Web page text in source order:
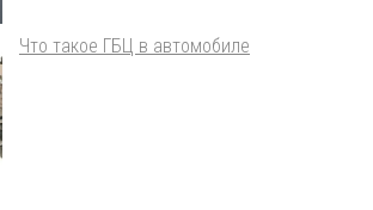
Что такое ГБЦ в автомобиле